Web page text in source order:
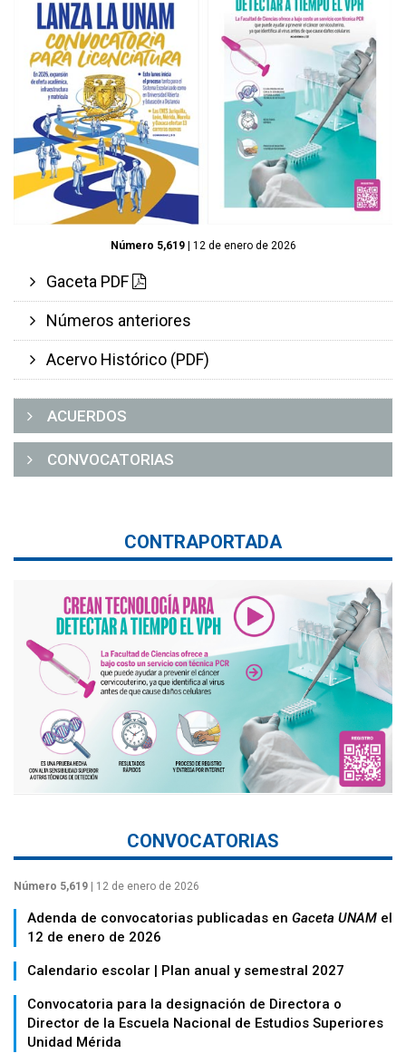
Número 5,619| 12 de enero de 2026
Gaceta PDF
Números anteriores
Acervo Histórico (PDF)
ACUERDOS
CONVOCATORIAS
CONTRAPORTADA
CONVOCATORIAS
Número 5,619 | 12 de enero de 2026
Adenda de convocatorias publicadas en Gaceta UNAM el
12 de enero de 2026
Calendario escolar | Plan anual y semestral 2027
Convocatoria para la designación de Directora o
Director de la Escuela Nacional de Estudios Superiores
Unidad Mérida